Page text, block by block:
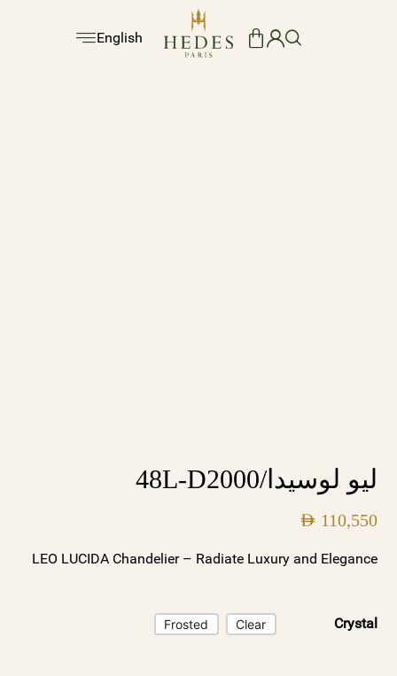
English
ليو لوسيدا/48L-D2000
AED 110,550
LEO LUCIDA Chandelier – Radiate Luxury and Elegance
Crystal
Clear
Frosted